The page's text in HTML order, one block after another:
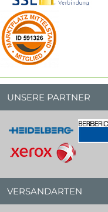
UNSERE PARTNER
VERSANDARTEN